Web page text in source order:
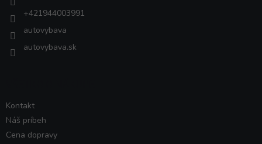
+421944003991
autovybava
autovybava.sk
Kontakt
Náš príbeh
Cena dopravy